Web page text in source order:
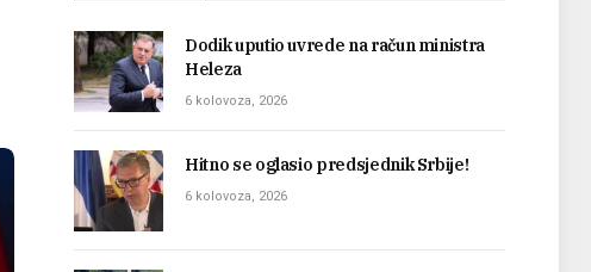
Dodik uputio uvrede na račun ministra
Heleza
6 kolovoza, 2026
Hitno se oglasio predsjednik Srbije!
6 kolovoza, 2026